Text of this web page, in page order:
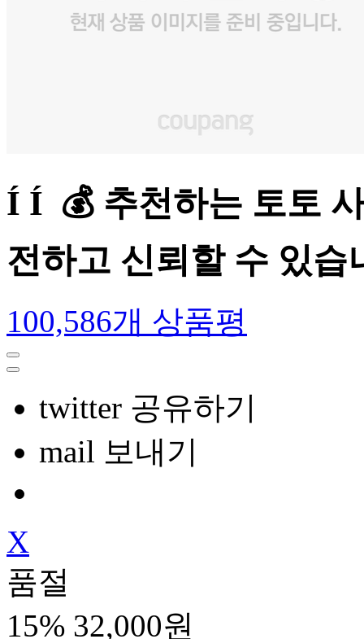
Í Í 💰 추천하는 토토
전하고 신뢰할 수 있습
100,586개 상품평
twitter 공유하기
mail 보내기
X
품절
15% 32,000원